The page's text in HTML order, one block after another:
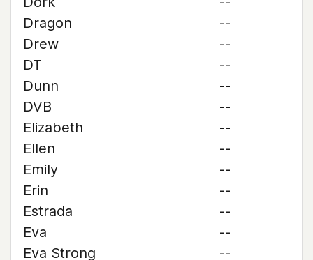
Dragon
--
Drew
--
DT
--
Dunn
--
DVB
--
Elizabeth
--
Ellen
--
Emily
--
Erin
--
Estrada
--
Eva
--
Eva Strong
--